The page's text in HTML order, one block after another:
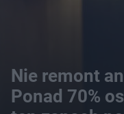
Nie remont
Ponad 70%